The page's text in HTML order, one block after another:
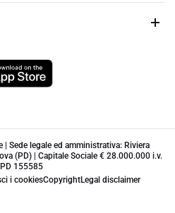
Sede legale ed amministrativa: Riviera
(PD) | Capitale Sociale € 28.000.000 i.v.
PD 155585
i cookiesCopyrightLegal disclaimer